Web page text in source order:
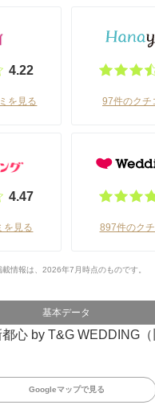
4.22
を見る 97件のクチ
4.47
を見る 897件のク
情報は、2026年7月時点のものです。
基本データ
Googleマップで見る